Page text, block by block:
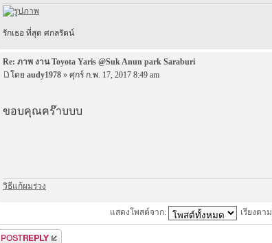
รักเธอ ที่สุด ศกลรัตน์
Re: ภาพ งาน Toyota Yaris @Suk Anun park Saraburi
โดย audy1978 » ศุกร์ ก.พ. 17, 2017 8:49 am
ขอบคุณคร๊าบบบ
วิธีแก้ผมร่วง
แสดงโพสต์จาก: เรียงตาม
ตอบกระทู้